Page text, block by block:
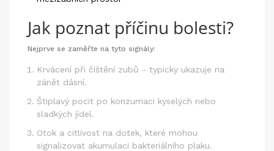
Jak poznat příčinu bolesti?
Nejprve se zaměřte na tyto signály:
Krvácení při čištění zubů - typicky ukazuje na
zánět dásní.
Štiplavý pocit po konzumaci kyselých nebo
sladkých jídel.
Otok a citlivost na dotek, které mohou
signalizovat akumulaci bakteriálního plaku.